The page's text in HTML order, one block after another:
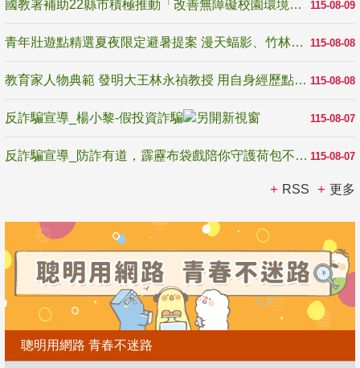
115-08-09
國教署補助22縣市積極推動「改善無障礙校園環境計畫」 打造友善、安全、無礙學習空間
115-08-08
青年壯遊點精選夏夜限定避暑提案 漫天蝠影、竹林尋蛙、茶香夜觀 邀青年暮色出發
115-08-08
教育家人物典範 發明大王林永禎教授 用自身經歷點亮學生的路
115-08-07
反詐騙宣導_楊小黎-假投資詐騙
115-08-07
反詐騙宣導_防詐有道，霹靂布袋戲陪你守護荷包不受騙
RSS 更多
聰明用網路 青春不迷路